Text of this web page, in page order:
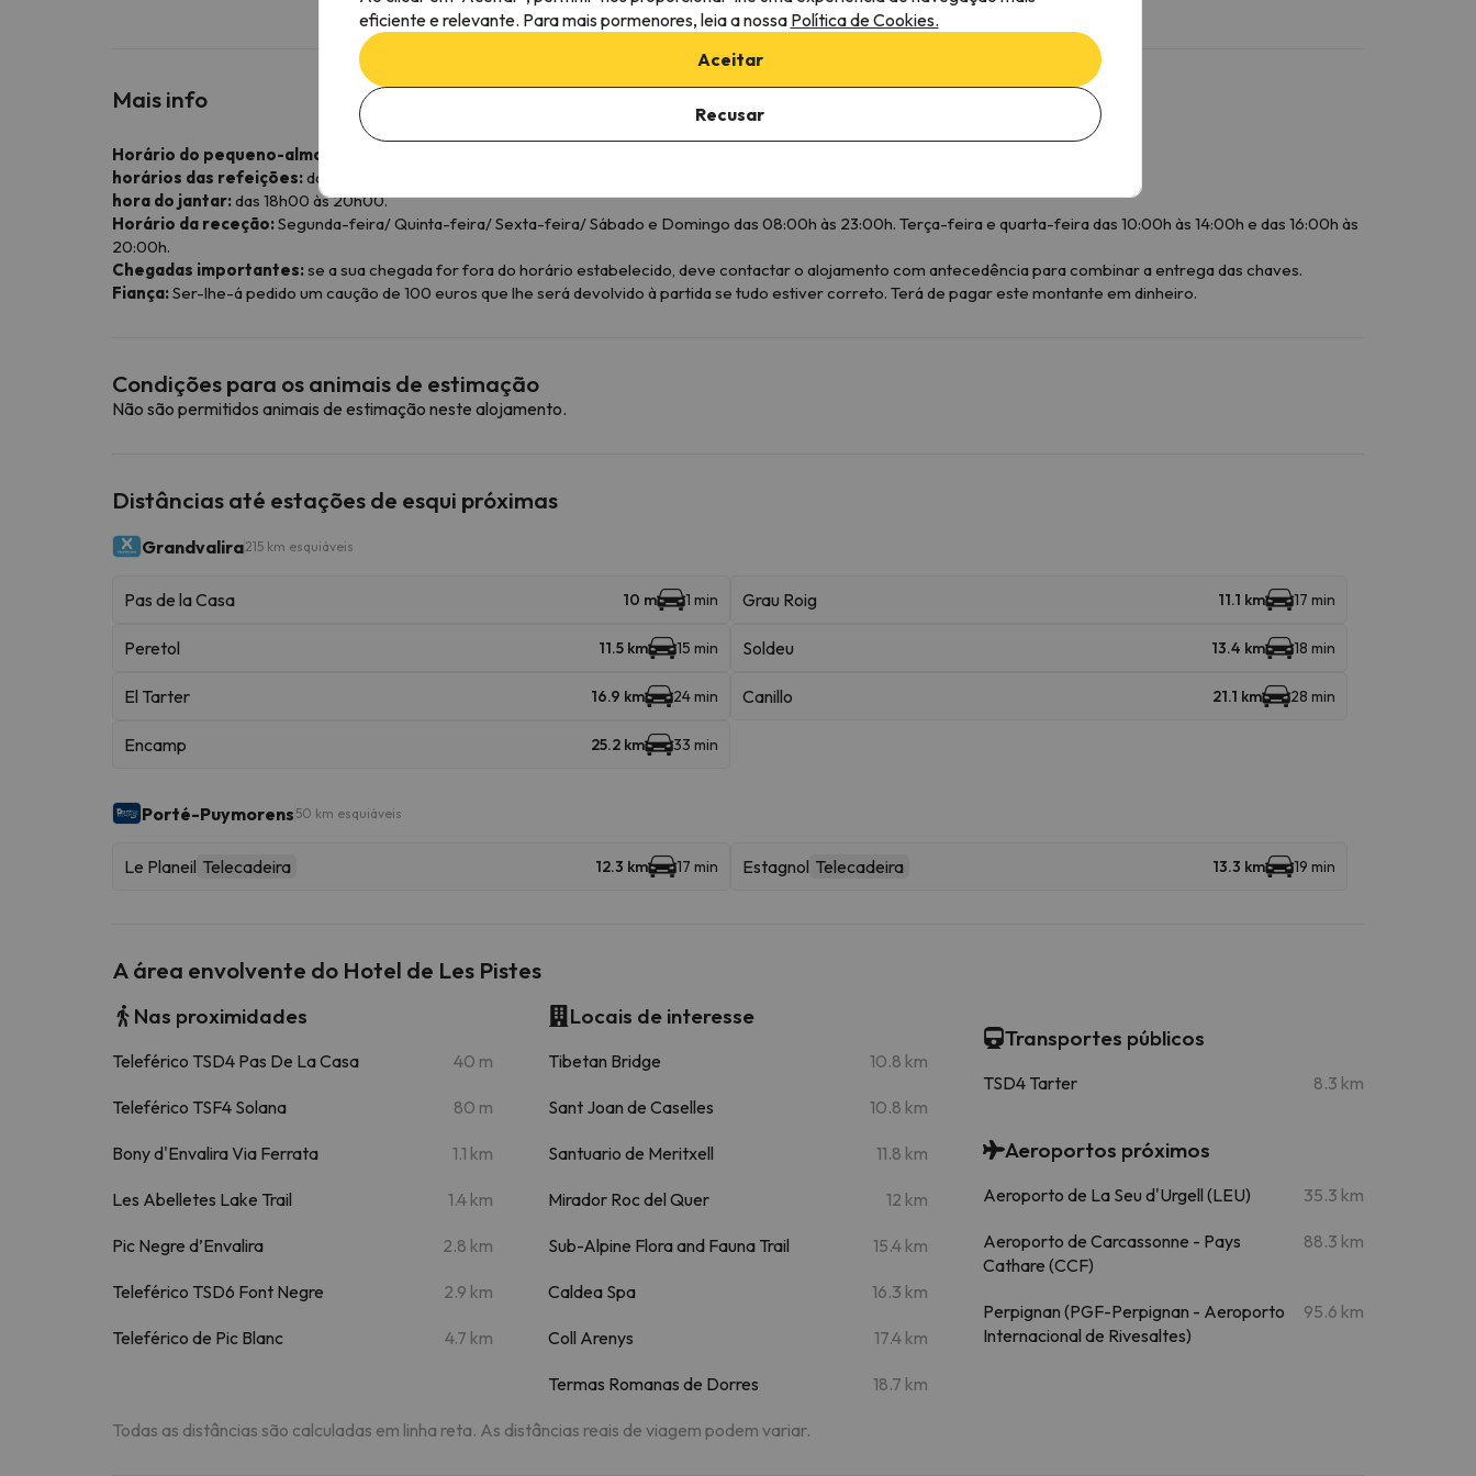
Mais info
Horário do pequeno-almoço:
horários das refeições:das 12h00 às 15h00.
hora do jantar:das 18h00 às 20h00.
Horário da receção:Segunda-feira/ Quinta-feira/ Sexta-feira/ Sábado e Domingo das 08:00h às 23:00h. Terça-feira e quarta-feira das 10:00h às 14:00h e das 16:00h às
20:00h.
Chegadas importantes:se a sua chegada for fora do horário estabelecido, deve contactar o alojamento com antecedência para combinar a entrega das chaves.
Fiança:Ser-lhe-á pedido um caução de 100 euros que lhe será devolvido à partida se tudo estiver correto. Terá de pagar este montante em dinheiro.
Condições para os animais de estimação
Não são permitidos animais de estimação neste alojamento.
Distâncias até estações de esqui próximas
Grandvalira215 km esquiáveis
Pas de la Casa 10 m 1 min Grau Roig 11.1 km 17 min
Peretol 11.5 km 15 min Soldeu 13.4 km 18 min
El Tarter 16.9 km 24 min Canillo 21.1 km 28 min
Encamp 25.2 km 33 min
Porté-Puymorens 50 km esquiáveis
Le Planeil Telecadeira 12.3 km 17 min Estagnol Telecadeira 13.3 km 19 min
A área envolvente do Hotel de Les Pistes
Nas proximidades
Teleférico TSD4 Pas De La Casa 40 m
Teleférico TSF4 Solana 80 m
Bony d'Envalira Via Ferrata 1.1 km
Les Abelletes Lake Trail 1.4 km
Pic Negre d’Envalira 2.8 km
Teleférico TSD6 Font Negre 2.9 km
Teleférico de Pic Blanc 4.7 km
Locais de interesse
Tibetan Bridge 10.8 km
Sant Joan de Caselles 10.8 km
Santuario de Meritxell 11.8 km
Mirador Roc del Quer 12 km
Sub-Alpine Flora and Fauna Trail 15.4 km
Caldea Spa 16.3 km
Coll Arenys 17.4 km
Termas Romanas de Dorres 18.7 km
Transportes públicos
TSD4 Tarter 8.3 km
Aeroportos próximos
Aeroporto de La Seu d'Urgell (LEU) 35.3 km
Aeroporto de Carcassonne - Pays
Cathare (CCF)
88.3 km
Perpignan (PGF-Perpignan - Aeroporto
Internacional de Rivesaltes)
95.6 km
Todas as distâncias são calculadas em linha reta. As distâncias reais de viagem podem variar.
eficiente e relevante. Para mais pormenores, leia a nossa Política de Cookies.
Aceitar
Recusar